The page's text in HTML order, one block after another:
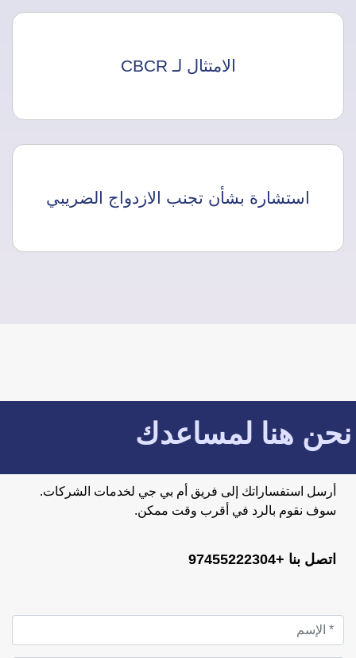
الامتثال لـ CBCR
استشارة بشأن تجنب الازدواج الضريبي
نحن هنا لمساعدك
أرسل استفساراتك إلى فريق أم بي جي لخدمات الشركات.
سوف نقوم بالرد في أقرب وقت ممكن.
اتصل بنا +97455222304